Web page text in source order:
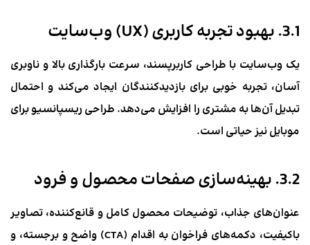
3.1. بهبود تجربه کاربری (UX) وب‌سایت
یک وب‌سایت با طراحی کاربرپسند، سرعت بارگذاری بالا و ناوبری
آسان، تجربه خوبی برای بازدیدکنندگان ایجاد می‌کند و احتمال
تبدیل آن‌ها به مشتری را افزایش می‌دهد. طراحی ریسپانسیو برای
موبایل نیز حیاتی است.
3.2. بهینه‌سازی صفحات محصول و فرود
عنوان‌های جذاب، توضیحات محصول کامل و قانع‌کننده، تصاویر
باکیفیت، دکمه‌های فراخوان به اقدام (CTA) واضح و برجسته، و